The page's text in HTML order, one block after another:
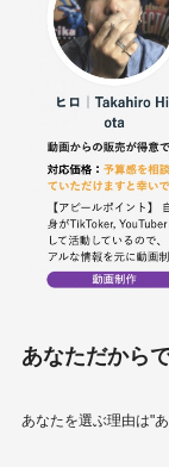
あなただから
あなたを選ぶ理由は"